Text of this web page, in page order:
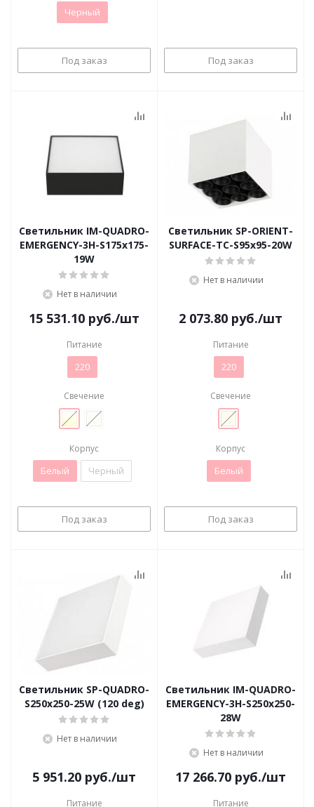
Черный
Под заказ Под заказ
Светильник IM-QUADRO-
EMERGENCY-3H-S175x175-
19W
Нет в наличии
15 531.10 руб./шт
Питание
220
Свечение
Корпус
Белый Черный
Под заказ
Светильник SP-ORIENT-
SURFACE-TC-S95x95-20W
Нет в наличии
2 073.80 руб./шт
Питание
220
Свечение
Корпус
Белый
Под заказ
Светильник SP-QUADRO-
S250x250-25W (120 deg)
Нет в наличии
5 951.20 руб./шт
Питание
Светильник IM-QUADRO-
EMERGENCY-3H-S250x250-
28W
Нет в наличии
17 266.70 руб./шт
Питание